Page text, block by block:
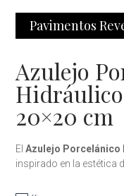
Pavimentos
Azulejo
20×20 cm
ElAzulejo Porcelánico
inspirado en la estética
sofisticado, decorativo